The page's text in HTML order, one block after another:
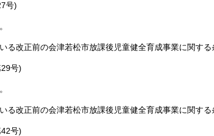
号)
る改正前の会津若松市放課後児童健全育成事業に関す
号)
る改正前の会津若松市放課後児童健全育成事業に関す
号)